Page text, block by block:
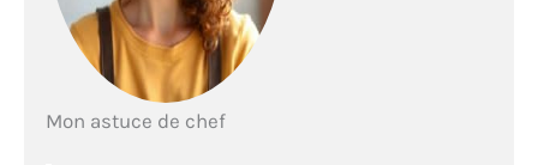
Mon astuce de chef